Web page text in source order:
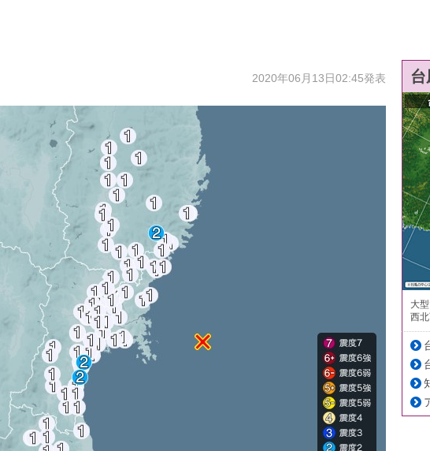
2020年06月13日02:45発表
大
西